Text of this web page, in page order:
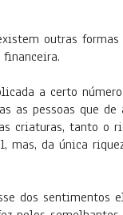
outras
a certo
as pessoas que
criaturas, tanto o
mas, da única
dos sentimentos